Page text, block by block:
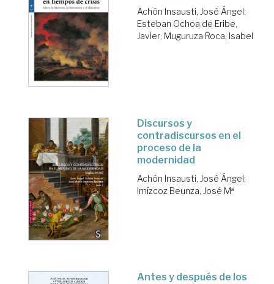
Achón Insausti, José Ángel ;
Esteban Ochoa de Eribe,
Javier; Muguruza Roca, Isabel
Discursos y
contradiscursos en el
proceso de la
modernidad
Achón Insausti, José Ángel;
Imízcoz Beunza, José Mª
Antes y después de los